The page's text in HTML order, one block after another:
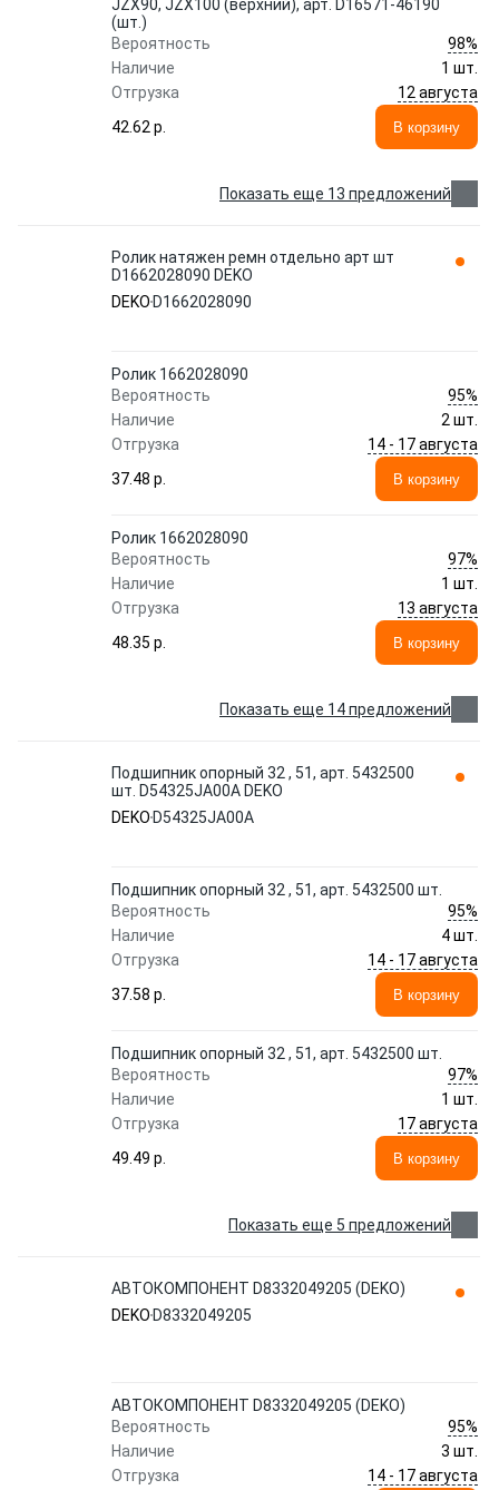
JZX90, JZX100 (верхний), арт. D16571-46190
(шт.)
Вероятность
98%
Наличие
1 шт.
Отгрузка
12 августа
42.62 p.
В корзину
Показать еще 13 предложений
Ролик натяжен ремн отдельно арт шт
D1662028090 DEKO
DEKO D1662028090
Ролик 1662028090
Вероятность
95%
Наличие
2 шт.
Отгрузка
14 - 17 августа
37.48 p.
В корзину
Ролик 1662028090
Вероятность
97%
Наличие
1 шт.
Отгрузка
13 августа
48.35 p.
В корзину
Показать еще 14 предложений
Подшипник опорный 32 , 51, арт. 5432500
шт. D54325JA00A DEKO
DEKO D54325JA00A
Подшипник опорный 32 , 51, арт. 5432500 шт.
Вероятность
95%
Наличие
4 шт.
Отгрузка
14 - 17 августа
37.58 p.
В корзину
Подшипник опорный 32 , 51, арт. 5432500 шт.
Вероятность
97%
Наличие
1 шт.
Отгрузка
17 августа
49.49 p.
В корзину
Показать еще 5 предложений
АВТОКОМПОНЕНТ D8332049205 (DEKO)
DEKO D8332049205
АВТОКОМПОНЕНТ D8332049205 (DEKO)
Вероятность
95%
Наличие
3 шт.
Отгрузка
14 - 17 августа